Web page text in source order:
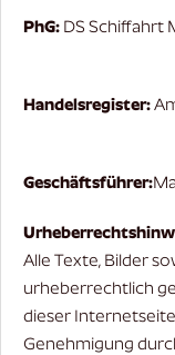
PhG: DS Schiffahrt
Handelsregister:
Geschäftsführer:
Alle Texte, Bilder
urheberrechtlich
dieser
Genehmigung